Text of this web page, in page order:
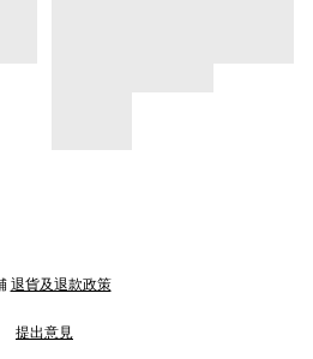
退貨及退款政策
提出意見